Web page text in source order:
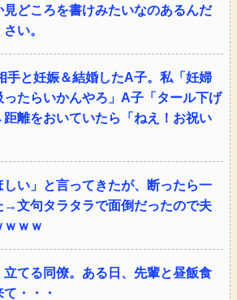
見どころを書けみたいなのあるんだ
い。
手と妊娠＆結婚したA子。私「妊婦
たらいかんやろ」A子「タール下げ
離をおいていたら「ねえ！お祝い
しい」と言ってきたが、断ったら一
→文句タラタラで面倒だったので夫
ｗｗｗ
てる同僚。ある日、先輩と昼飯食
・・・